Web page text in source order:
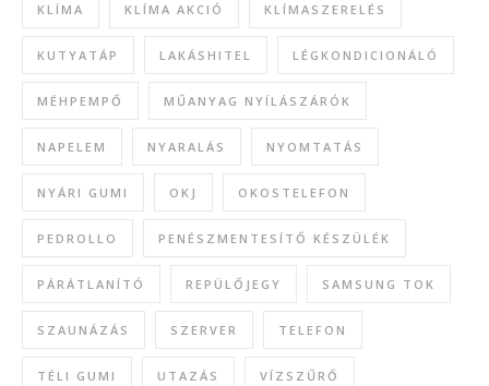
KLÍMA KLÍMA AKCIÓ KLÍMASZERELÉS
KUTYATÁP LAKÁSHITEL LÉGKONDICIONÁLÓ
MÉHPEMPŐ MŰANYAG NYÍLÁSZÁRÓK
NAPELEM NYARALÁS NYOMTATÁS
NYÁRI GUMI OKJ OKOSTELEFON
PEDROLLO PENÉSZMENTESÍTŐ KÉSZÜLÉK
PÁRÁTLANÍTÓ REPÜLŐJEGY SAMSUNG TOK
SZAUNÁZÁS SZERVER TELEFON
TÉLI GUMI UTAZÁS VÍZSZŰRŐ